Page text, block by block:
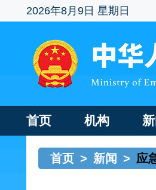
2026年8月9日 星期日
首页 机构
首页 > 新闻 > 应